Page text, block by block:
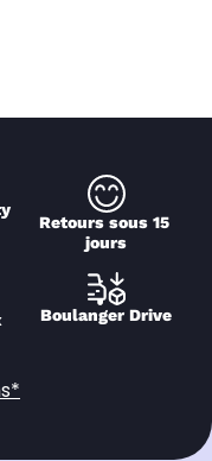
Retours sous 15
jours
Boulanger Drive